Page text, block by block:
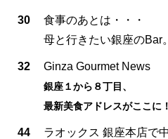
30
食事のあとは・・・
母と行きたい銀座のBar。
32 Ginza Gourmet News
銀座１から８丁目、
最新美食アドレスがここに！
44
ラオックス 銀座本店で